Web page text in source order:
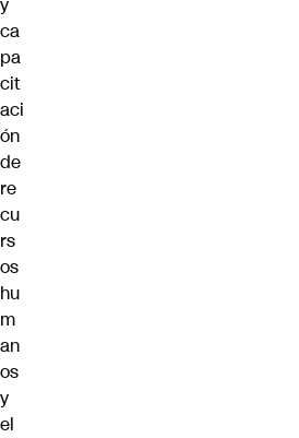
ca
pa
cit
aci
ón
de
re
cu
rs
os
hu
m
an
os
y
el